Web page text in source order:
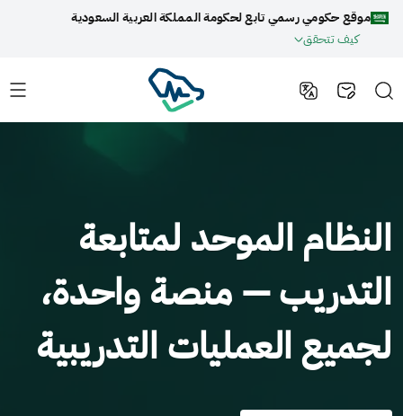
موقع حكومي رسمي تابع لحكومة المملكة العربية السعودية
كيف تتحقق
النظام الموحد لمتابعة
التدريب — منصة واحدة،
لجميع العمليات التدريبية